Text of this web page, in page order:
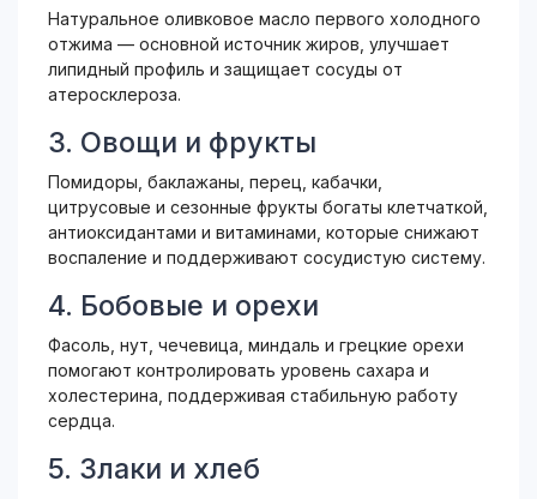
Натуральное оливковое масло первого холодного
отжима — основной источник жиров, улучшает
липидный профиль и защищает сосуды от
атеросклероза.
3. Овощи и фрукты
Помидоры, баклажаны, перец, кабачки,
цитрусовые и сезонные фрукты богаты клетчаткой,
антиоксидантами и витаминами, которые снижают
воспаление и поддерживают сосудистую систему.
4. Бобовые и орехи
Фасоль, нут, чечевица, миндаль и грецкие орехи
помогают контролировать уровень сахара и
холестерина, поддерживая стабильную работу
сердца.
5. Злаки и хлеб